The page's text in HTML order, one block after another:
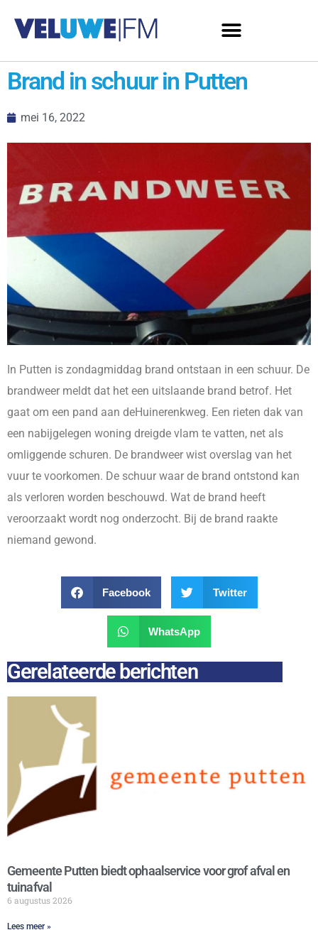
Brand in schuur in Putten
mei 16, 2022
In Putten is zondagmiddag brand ontstaan in een schuur. De
brandweer meldt dat het een uitslaande brand betrof. Het
gaat om een pand aan deHuinerenkweg. Een rieten dak van
een nabijgelegen woning dreigde vlam te vatten, net als
omliggende schuren. De brandweer wist overslag van het
vuur te voorkomen. De schuur waar de brand ontstond kan
als verloren worden beschouwd. Wat de brand heeft
veroorzaakt wordt nog onderzocht. Bij de brand raakte
niemand gewond.
Facebook Twitter
WhatsApp
Gerelateerde berichten
Gemeente Putten biedt ophaalservice voor grof afval en
tuinafval
6 augustus 2026
Lees meer »